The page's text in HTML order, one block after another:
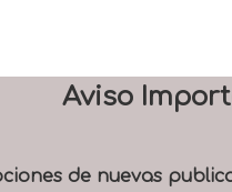
Aviso
de nuevas